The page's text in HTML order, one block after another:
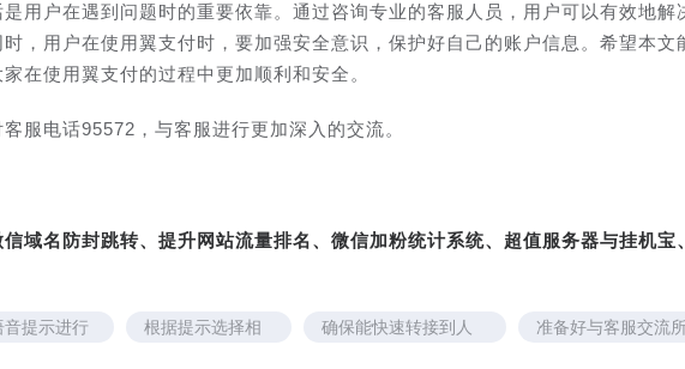
用户在遇到问题时的重要依靠。通过咨询专业的客服人员，用户可以有效地解
，用户在使用翼支付时，要加强安全意识，保护好自己的账户信息。希望本文
在使用翼支付的过程中更加顺利和安全。
服电话95572，与客服进行更加深入的交流。
域名防封跳转、提升网站流量排名、微信加粉统计系统、超值服务器与挂机宝
音提示进行
根据提示选择相
确保能快速转接到人
准备好与客服交流